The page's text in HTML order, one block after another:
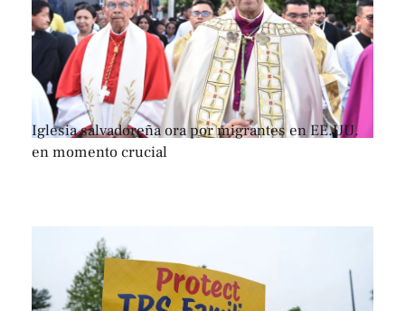
Iglesia salvadoreña ora por migrantes en EE.UU.
en momento crucial